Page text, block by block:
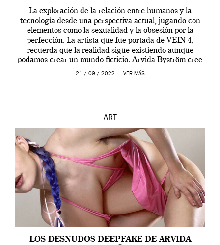
La exploración de la relación entre humanos y la
tecnología desde una perspectiva actual, jugando con
elementos como la sexualidad y la obsesión por la
perfección. La artista que fue portada de VEIN 4,
recuerda que la realidad sigue existiendo aunque
podamos crear un mundo ficticio. Arvida Byström cree
que los humanos tienen un complejo […]
21 / 09 / 2022 — VER MÁS
ART
LOS DESNUDOS DEEPFAKE DE ARVIDA